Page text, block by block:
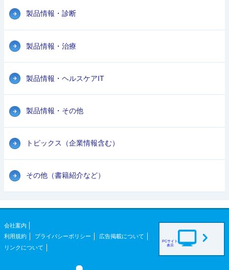
製品情報・診断
製品情報・治療
製品情報・ヘルスケアIT
製品情報・その他
トピックス（企業情報含む）
その他（書籍紹介など）
会社案内
利用規約
プライバシーポリシー
広告掲載について
リンクについて
PCサイト
表示